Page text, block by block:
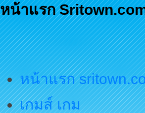
หน้าแรก
หน้าแรก
เกมส์ เกม